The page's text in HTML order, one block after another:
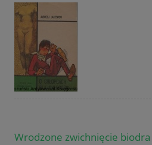
Wrodzone zwichnięcie